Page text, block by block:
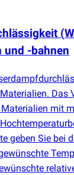
(
und -bahnen
Das
mit
geben Sie bei